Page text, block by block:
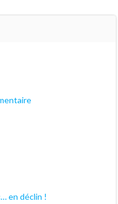
en déclin !